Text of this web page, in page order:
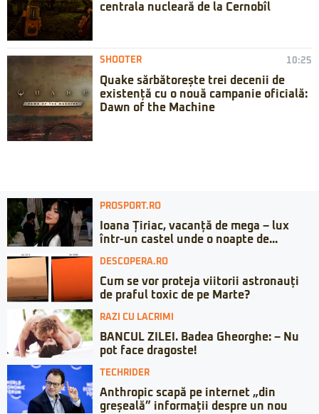
centrala nucleară de la Cernobîl
SHOOTER 10:25
Quake sărbătorește trei decenii de
existență cu o nouă campanie oficială:
Dawn of the Machine
PROSPORT.RO
Ioana Țiriac, vacanță de mega – lux
într-un castel unde o noapte de...
DESCOPERA.RO
Cum se vor proteja viitorii astronauți
de praful toxic de pe Marte?
RAZI CU LACRIMI
BANCUL ZILEI. Badea Gheorghe: – Nu
pot face dragoste!
TECHRIDER
Anthropic scapă pe internet „din
greșeală” informații despre un nou